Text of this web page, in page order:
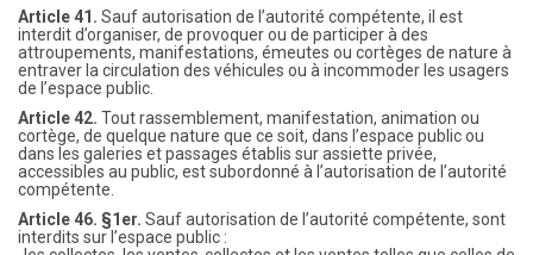
Article 41. Sauf autorisation de l’autorité compétente, il est
interdit d’organiser, de provoquer ou de participer à des
attroupements, manifestations, émeutes ou cortèges de nature à
entraver la circulation des véhicules ou à incommoder les usagers
de l’espace public.
Article 42. Tout rassemblement, manifestation, animation ou
cortège, de quelque nature que ce soit, dans l’espace public ou
dans les galeries et passages établis sur assiette privée,
accessibles au public, est subordonné à l’autorisation de l’autorité
compétente.
Article 46. §1er. Sauf autorisation de l’autorité compétente, sont
interdits sur l’espace public :